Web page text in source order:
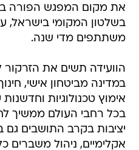
את מקום המפגש הפורה
משתתפים מדי שנה.
הוועידה תשים את הזרקור
במדינה מביטחון אישי,
אימוץ טכנולוגיות
בכל רחבי העולם ממשיך
יציבות בקרב התושבים גם
אקלימיים, ניהול משברים